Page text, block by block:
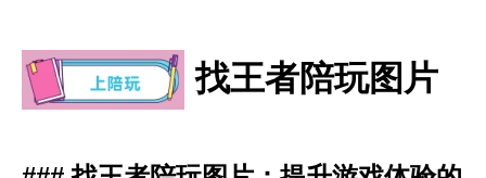
找王者陪玩图片